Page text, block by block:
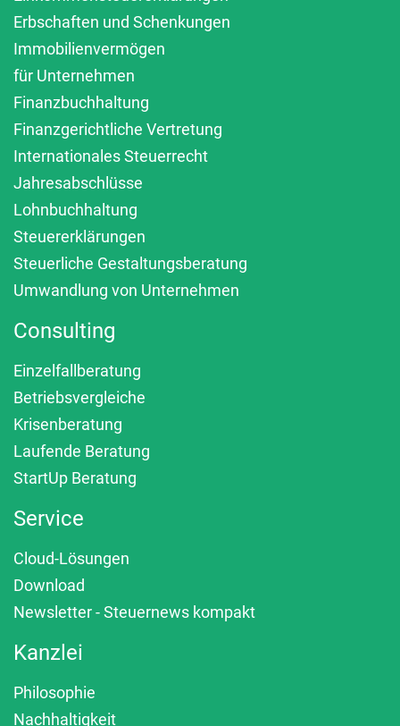
Erbschaften und Schenkungen
Immobilienvermögen
für Unternehmen
Finanzbuchhaltung
Finanzgerichtliche Vertretung
Internationales Steuerrecht
Jahresabschlüsse
Lohnbuchhaltung
Steuererklärungen
Steuerliche Gestaltungsberatung
Umwandlung von Unternehmen
Consulting
Einzelfallberatung
Betriebsvergleiche
Krisenberatung
Laufende Beratung
StartUp Beratung
Service
Cloud-Lösungen
Download
Newsletter - Steuernews kompakt
Kanzlei
Philosophie
Nachhaltigkeit